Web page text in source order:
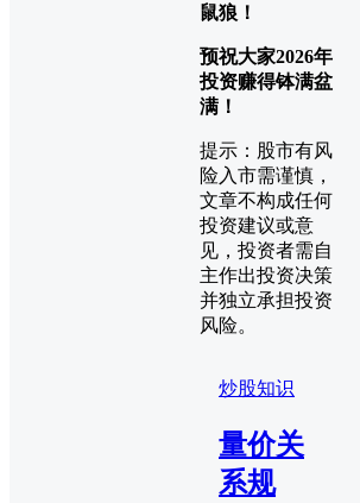
鼠狼！
预祝大家2026年
投资赚得钵满盆
满！
提示：股市有风
险入市需谨慎，
文章不构成任何
投资建议或意
见，投资者需自
主作出投资决策
并独立承担投资
风险。
炒股知识
量价关
系规